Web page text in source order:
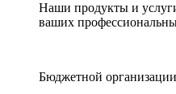
Наши продукты и
ваших
Бюджетной организации